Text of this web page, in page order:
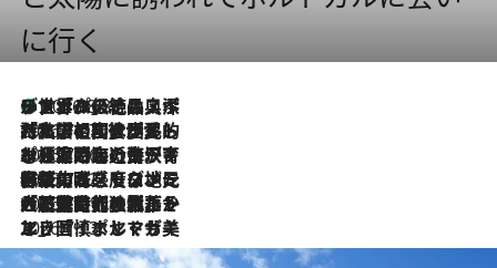
に行く
2026.8.8
リスボンの絶品スイーツ「パステル・デ・ナタ」とは？ポルトガル伝統の奥深い世界へ
2026.7.27
「私の祖国はポルトガル語です」国民的詩人フェルナンド・ペソアと、彼が愛した文学の街を歩く
2026.7.26
ポルトガル近海が育む極上の海の幸。キリリと冷えた白ワインと愉しむ、シーフード専門店の贅沢
2026.7.22
伝統の味をモダンに昇華。高感度な地元客が集う、リスボンの最旬ガストロノミー
2026.7.21
大航海時代の栄華から、震災、独裁、そして革命へ。ポルトガル・首都リスボンの石畳に刻まれた「歴史の光と影」
2026.7.13
エッセイ・ヤマザキマリ「慎ましくも美しき国 ポルトガル」